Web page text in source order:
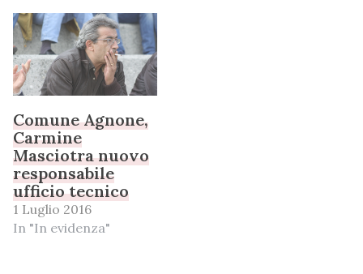
Comune Agnone,
Carmine
Masciotra nuovo
responsabile
ufficio tecnico
1 Luglio 2016
In "In evidenza"